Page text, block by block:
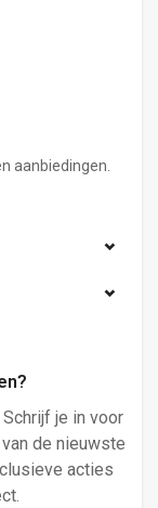
aanbiedingen.
je in voor
de nieuwste
acties